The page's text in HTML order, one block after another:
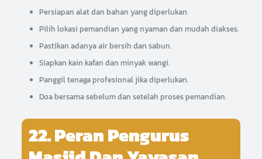
Persiapan alat dan bahan yang diperlukan.
Pilih lokasi pemandian yang nyaman dan mudah diakses.
Pastikan adanya air bersih dan sabun.
Siapkan kain kafan dan minyak wangi.
Panggil tenaga profesional jika diperlukan.
Doa bersama sebelum dan setelah proses pemandian.
22. Peran Pengurus